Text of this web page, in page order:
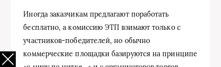
Иногда заказчикам предлагают поработать
бесплатно, а комиссию ЭТП взимают только с
участников-победителей, но обычно
коммерческие площадки базируются на принципе